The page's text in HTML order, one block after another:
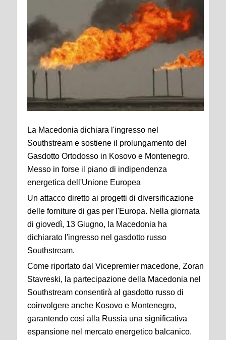
La Macedonia dichiara l'ingresso nel
Southstream e sostiene il prolungamento del
Gasdotto Ortodosso in Kosovo e Montenegro.
Messo in forse il piano di indipendenza
energetica dell'Unione Europea
Un attacco diretto ai progetti di diversificazione
delle forniture di gas per l'Europa. Nella giornata
di giovedì, 13 Giugno, la Macedonia ha
dichiarato l'ingresso nel gasdotto russo
Southstream.
Come riportato dal Vicepremier macedone, Zoran
Stavreski, la partecipazione della Macedonia nel
Southstream consentirà al gasdotto russo di
coinvolgere anche Kosovo e Montenegro,
garantendo così alla Russia una significativa
espansione nel mercato energetico balcanico.